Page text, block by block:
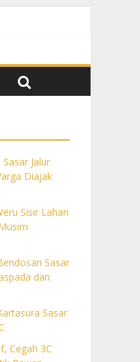
Jalur
Diajak
Sisir Lahan
Sasar
dan
Sasar
Cegah 3C